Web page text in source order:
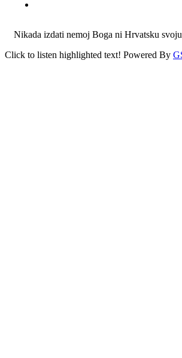
Nikada izdati nemoj Boga ni Hrvatsku
Click to listen highlighted text! Powered By